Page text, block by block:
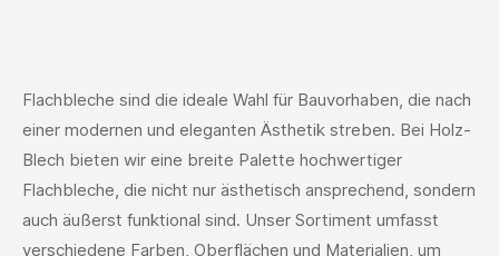
Flachbleche sind die ideale Wahl für Bauvorhaben, die nach
einer modernen und eleganten Ästhetik streben. Bei Holz-
Blech bieten wir eine breite Palette hochwertiger
Flachbleche, die nicht nur ästhetisch ansprechend, sondern
auch äußerst funktional sind. Unser Sortiment umfasst
verschiedene Farben, Oberflächen und Materialien, um